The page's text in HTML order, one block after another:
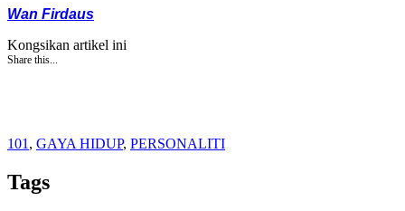
Wan Firdaus
Kongsikan artikel ini
Share this...
101 , GAYA HIDUP, PERSONALITI
Tags